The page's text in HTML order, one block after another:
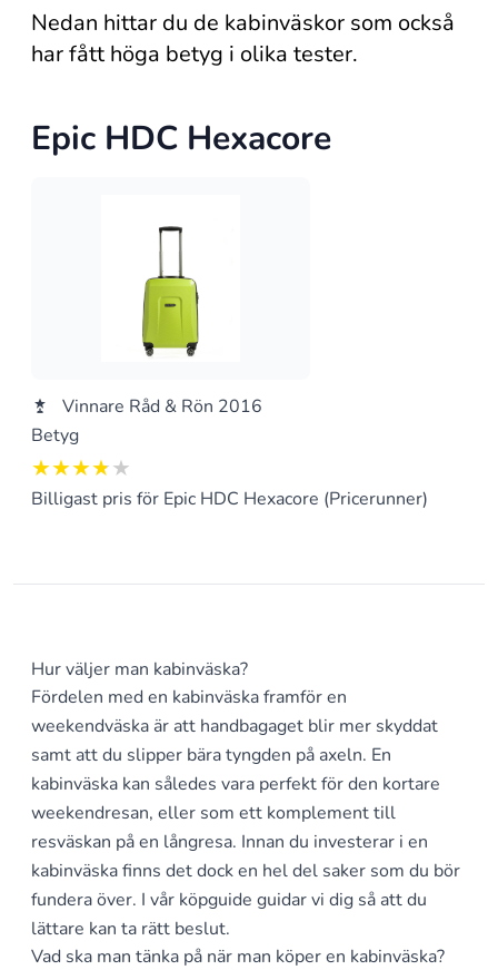
Nedan hittar du de kabinväskor som också
har fått höga betyg i olika tester.
Epic HDC Hexacore
Vinnare Råd & Rön 2016
Betyg
3.75 av 5
Billigast pris för Epic HDC Hexacore (Pricerunner)
Hur väljer man kabinväska?
Fördelen med en kabinväska framför en
weekendväska är att handbagaget blir mer skyddat
samt att du slipper bära tyngden på axeln. En
kabinväska kan således vara perfekt för den kortare
weekendresan, eller som ett komplement till
resväskan på en långresa. Innan du investerar i en
kabinväska finns det dock en hel del saker som du bör
fundera över. I vår köpguide guidar vi dig så att du
lättare kan ta rätt beslut.
Vad ska man tänka på när man köper en kabinväska?